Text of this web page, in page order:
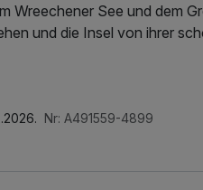
Wreechener See und dem
und die Insel von ihrer
mit viel Charme
zum Wohlfühlen
direkt vor der Tür – ideal
Saunabenutzung,
Nr: A491559-4899